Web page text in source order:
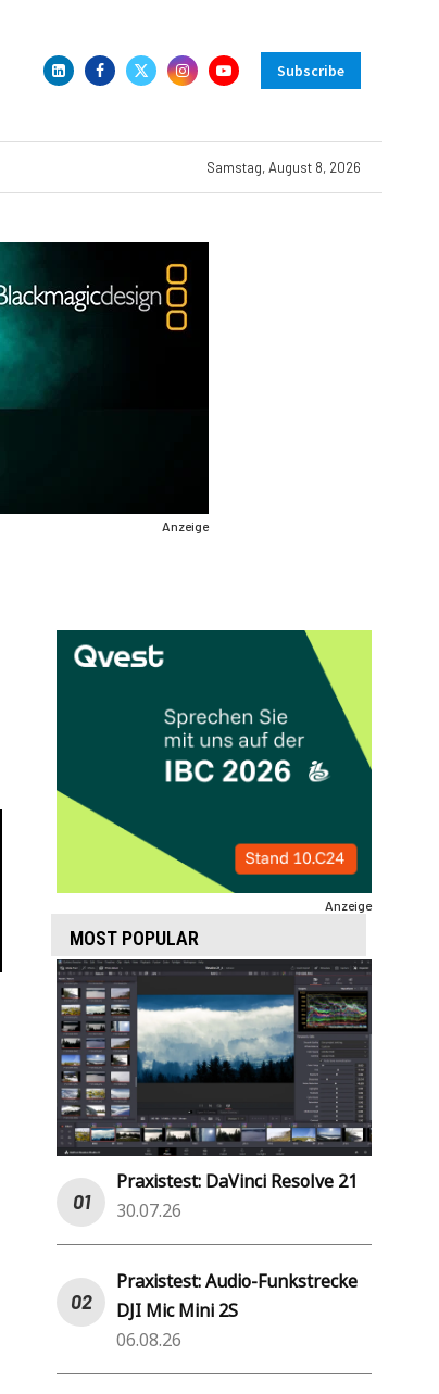
Subscribe
Samstag, August 8, 2026
Anzeige
Anzeige
MOST POPULAR
Praxistest: DaVinci Resolve 21
30.07.26
Praxistest: Audio-Funkstrecke
DJI Mic Mini 2S
06.08.26